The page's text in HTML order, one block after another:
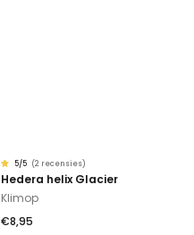
Gewaardeerd
5.00
5
gebaseerd
2
klantbeoordelingen
5/5 (2 recensies)
Hedera helix Glacier
Klimop
€8,95